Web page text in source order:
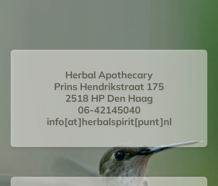
Herbal Apothecary
Prins Hendrikstraat 175
2518 HP Den Haag
06-42145040
info[at]herbalspirit[punt]nl